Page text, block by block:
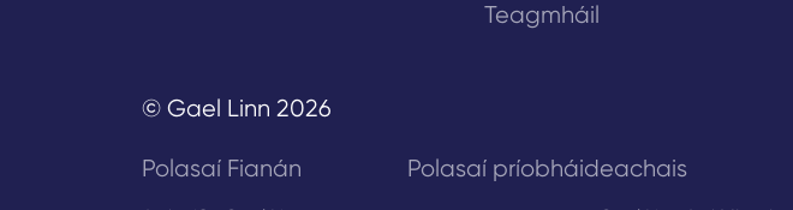
Teagmháil
© Gael Linn 2026
Polasaí Fianán Polasaí príobháideachais